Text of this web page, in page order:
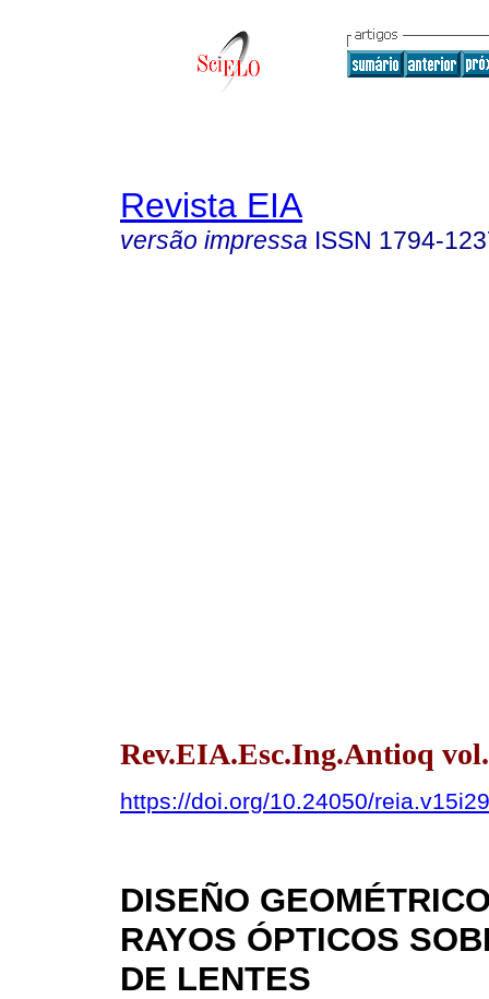
Revista EIA
versão impressa ISSN 1794-
Rev.EIA.Esc.Ing.Antioq
https://doi.org/10.24050/
DISEÑO
RAYOS ÓPTICOS
DE LENTES